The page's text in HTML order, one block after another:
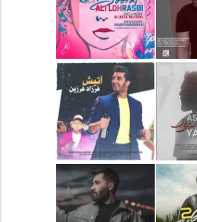
رضا
دانلود آهنگ جدید علی
لهراسبی بنام صورت
مهدی
دانلود آهنگ جدید فرزاد
فرزین بنام آتیش